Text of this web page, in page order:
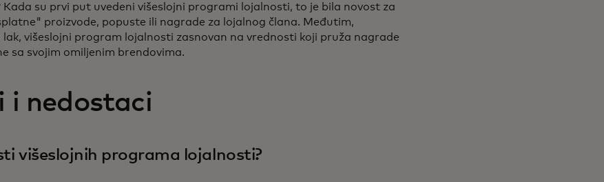
Kada su prvi put uvedeni višeslojni programi lojalnosti, to je bila novost za
proizvode, popuste ili nagrade za lojalnog člana. Međutim,
lak, višeslojni program lojalnosti zasnovan na vrednosti koji pruža nagrade
sa svojim omiljenim brendovima.
i nedostaci
višeslojnih programa lojalnosti?